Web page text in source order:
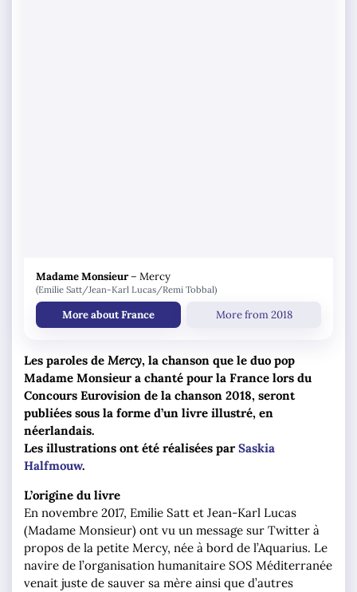
Madame Monsieur– Mercy
(Emilie Satt/Jean-Karl Lucas/Remi Tobbal)
More about France More from 2018
Les paroles de Mercy, la chanson que le duo pop
Madame Monsieur a chanté pour la France lors du
Concours Eurovision de la chanson 2018, seront
publiées sous la forme d’un livre illustré, en
néerlandais.
Les illustrations ont été réalisées par Saskia
Halfmouw.
L’origine du livre
En novembre 2017, Emilie Satt et Jean-Karl Lucas
(Madame Monsieur) ont vu un message sur Twitter à
propos de la petite Mercy, née à bord de l’Aquarius. Le
navire de l’organisation humanitaire SOS Méditerranée
venait juste de sauver sa mère ainsi que d’autres